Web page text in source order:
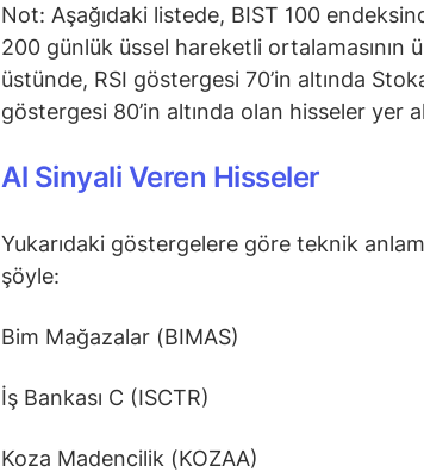
Not: Aşağıdaki listede, BIST 100
200 günlük üssel hareketli ortalamasının
üstünde, RSI göstergesi 70’in altında
göstergesi 80’in altında olan hisseler yer
Al Sinyali Veren Hisseler
Yukarıdaki göstergelere göre teknik
şöyle:
Bim Mağazalar (BIMAS)
İş Bankası C (ISCTR)
Koza Madencilik (KOZAA)